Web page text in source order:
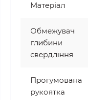
Матеріал
Обмежувач
глибини
свердління
Прогумована
рукоятка